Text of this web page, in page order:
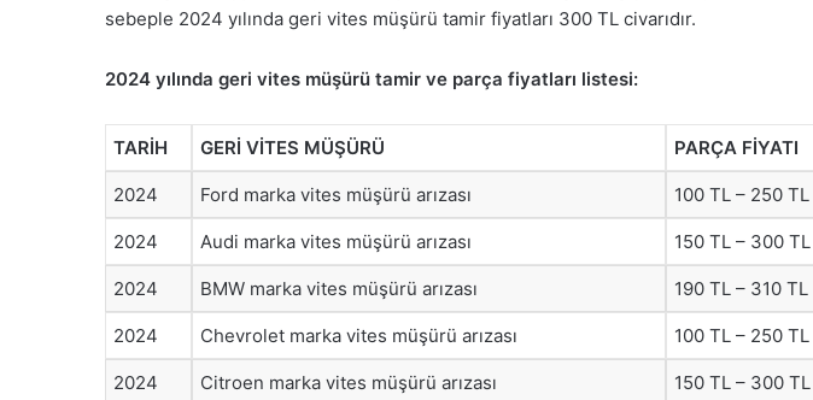
sebeple 2024 yılında geri vites müşürü tamir fiyatları 300 TL civarıdır.
2024 yılında geri vites müşürü tamir ve parça fiyatları listesi:
TARİH GERİ VİTES MÜŞÜRÜ PARÇA FİYATI
2024 Ford marka vites müşürü arızası 100 TL – 250 TL
2024 Audi marka vites müşürü arızası 150 TL – 300 TL
2024 BMW marka vites müşürü arızası 190 TL – 310 TL
2024 Chevrolet marka vites müşürü arızası 100 TL – 250 TL
2024 Citroen marka vites müşürü arızası 150 TL – 300 TL